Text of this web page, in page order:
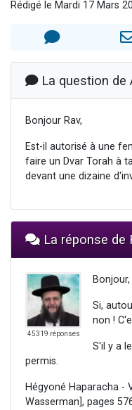
6
2
Il
Rédigé le Mardi 17 Mars
La question de
Bonjour Rav,
Est-il autorisé à une
faire un Dvar Torah à
devant une dizaine
La réponse de
45319 réponses
Bonjour,
Si,
non !
S'il y a
permis.
Hégyoné Haparacha -
Wasserman], pages